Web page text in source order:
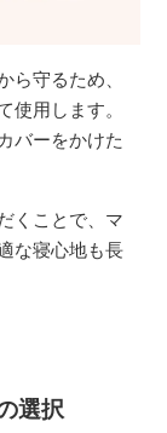
ら守るため、
使用します。
バーをかけた
くことで、マ
な寝心地も長
選択